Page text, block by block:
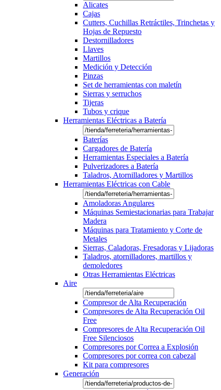
Alicates
Cajas
Cutters, Cuchillas Retráctiles, Trinchetas y
Hojas de Repuesto
Destornilladores
Llaves
Martillos
Medición y Detección
Pinzas
Set de herramientas con maletín
Sierras y serruchos
Tijeras
Tubos y crique
Herramientas Eléctricas a Batería
Baterías
Cargadores de Batería
Herramientas Especiales a Batería
Pulverizadores a Batería
Taladros, Atornilladores y Martillos
Herramientas Eléctricas con Cable
Amoladoras Angulares
Máquinas Semiestacionarias para Trabajar
Madera
Máquinas para Tratamiento y Corte de
Metales
Sierras, Caladoras, Fresadoras y Lijadoras
Taladros, atornilladores, martillos y
demoledores
Otras Herramientas Eléctricas
Aire
Compresor de Alta Recuperación
Compresores de Alta Recuperación Oil
Free
Compresores de Alta Recuperación Oil
Free Silenciosos
Compresores por Correa a Explosión
Compresores por correa con cabezal
Kit para compresores
Generación